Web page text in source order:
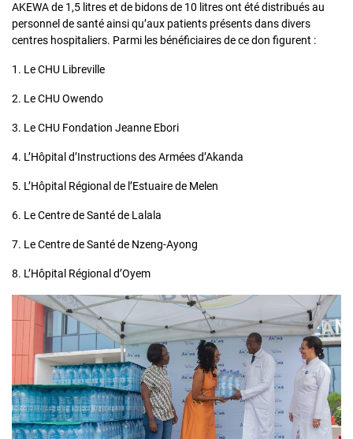
AKEWA de 1,5 litres et de bidons de 10 litres ont été distribués au
personnel de santé ainsi qu’aux patients présents dans divers
centres hospitaliers. Parmi les bénéficiaires de ce don figurent :
1. Le CHU Libreville
2. Le CHU Owendo
3. Le CHU Fondation Jeanne Ebori
4. L’Hôpital d’Instructions des Armées d’Akanda
5. L’Hôpital Régional de l’Estuaire de Melen
6. Le Centre de Santé de Lalala
7. Le Centre de Santé de Nzeng-Ayong
8. L’Hôpital Régional d’Oyem